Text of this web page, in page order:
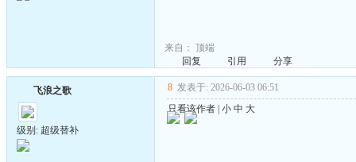
来自： 顶端
回复
引用 分享
飞浪之歌
级别: 超级替补
8 发表于: 2026-06-03 06:51
只看该作者 小 中 大